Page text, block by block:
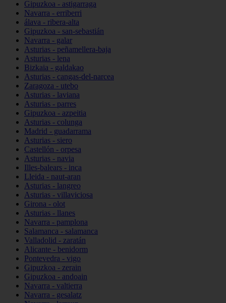
Gipuzkoa - astigarraga
Navarra - erriberri
álava - ribera-alta
Gipuzkoa - san-sebastián
Navarra - galar
Asturias - peñamellera-baja
Asturias - lena
Bizkaia - galdakao
Asturias - cangas-del-narcea
Zaragoza - utebo
Asturias - laviana
Asturias - parres
Gipuzkoa - azpeitia
Asturias - colunga
Madrid - guadarrama
Asturias - siero
Castellón - orpesa
Asturias - navia
Illes-balears - inca
Lleida - naut-aran
Asturias - langreo
Asturias - villaviciosa
Girona - olot
Asturias - llanes
Navarra - pamplona
Salamanca - salamanca
Valladolid - zaratán
Alicante - benidorm
Pontevedra - vigo
Gipuzkoa - zerain
Gipuzkoa - andoain
Navarra - valtierra
Navarra - gesalatz